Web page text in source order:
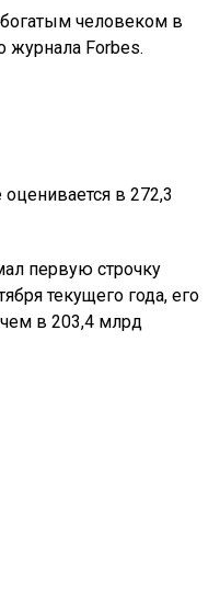
человеком в
журнала Forbes.
в 272,3
первую строчку
текущего года, его
в 203,4 млрд